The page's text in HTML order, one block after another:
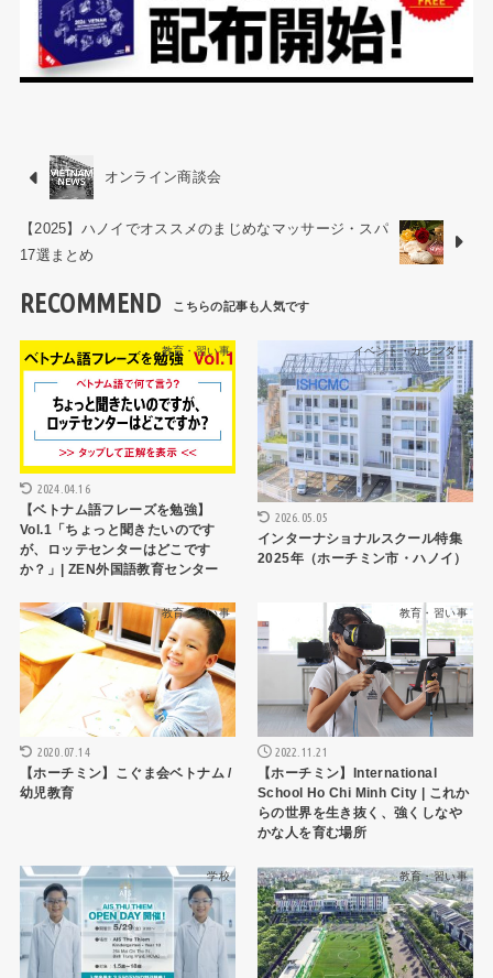
オンライン商談会
【2025】ハノイでオススメのまじめなマッサージ・スパ
17選まとめ
RECOMMEND
教育・習い事
2024.04.16
【ベトナム語フレーズを勉強】
Vol.1「ちょっと聞きたいのです
が、ロッテセンターはどこです
か？」| ZEN外国語教育センター
イベント・カレンダー
2026.05.05
インターナショナルスクール特集
2025年（ホーチミン市・ハノイ）
教育・習い事
2020.07.14
【ホーチミン】こぐま会ベトナム /
幼児教育
教育・習い事
2022.11.21
【ホーチミン】International
School Ho Chi Minh City | これか
らの世界を生き抜く、強くしなや
かな人を育む場所
学校 教育・習い事